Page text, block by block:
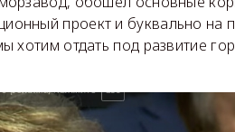
проект и буквально на
хотим отдать под развитие